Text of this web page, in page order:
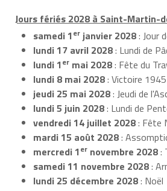
Jours fériés 2028 à Saint-Martin-
samedi 1er janvier 2028: Jour
lundi 17 avril 2028: Lundi de
lundi 1er mai 2028: Fête du
lundi 8 mai 2028: Victoire 1945
jeudi 25 mai 2028: Jeudi de
lundi 5 juin 2028: Lundi de
vendredi 14 juillet 2028: Fête
mardi 15 août 2028:
mercredi 1er novembre 2028:
samedi 11 novembre 2028:
lundi 25 décembre 2028: Noël